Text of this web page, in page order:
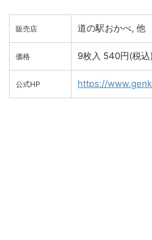
販売店 道の駅おかべ, 他
価格 9枚入 540円(税込)
公式HP https://